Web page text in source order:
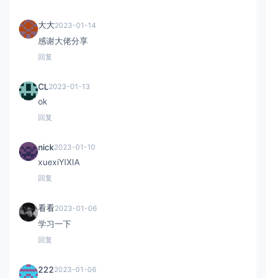
大大2023-01-14
感谢大佬分享
回复
CL2023-01-13
ok
回复
nick2023-01-10
xuexiYIXIA
回复
看看2023-01-06
学习一下
回复
2222023-01-06